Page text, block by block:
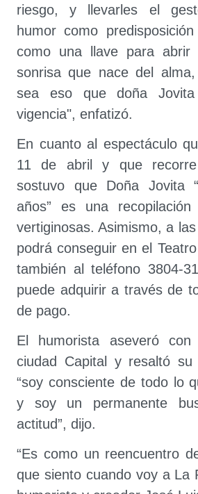
riesgo, y llevarles el
humor como
como una llave para abrir
sonrisa que nace del alma,
sea eso que doña
vigencia", enfatizó.
En cuanto al espectáculo
11 de abril y que
sostuvo que Doña Jovita
años” es una
vertiginosas. Asimismo, a
podrá conseguir en el
también al teléfono 3804-
puede adquirir a través de
de pago.
El humorista aseveró
ciudad Capital y resaltó su
“soy consciente de todo lo
y soy un permanente
actitud”, dijo.
“Es como un reencuentro
que siento cuando voy a La